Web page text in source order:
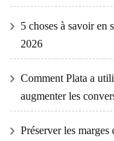
5 choses à savoir en
2026
Comment Plata a
augmenter les
Préserver les marges